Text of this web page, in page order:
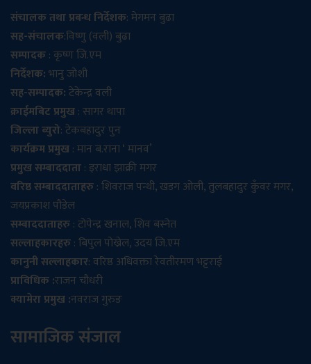
संचालक तथा प्रबन्ध निर्देशक: मेगमन बुढा
सह-संचालक:विष्णु (वली) बुढा
सम्पादक: कृष्ण जि.एम
निर्देशक:भानु जोशी
सह-सम्पादक:टेकेन्द्र वली
क्राईमबिट प्रमुख: सागर थापा
जिल्ला ब्युरो: टेकबहादुर पुन
कार्यक्रम प्रमुख: मान ब.राना ‘ मानव’
प्रमुख सम्बाददाता: इराधा झाक्री मगर
वरिष्ठ सम्बाददाताहरु: शिवराज पन्थी, खडग ओली, तुलबहादुर कुँवर मगर,
जयप्रकाश पौडेल
सम्बाददाताहरु: टोपेन्द्र खनाल, शिव बस्नेत
सल्लाहकारहरु: बिपुल पोख्रेल, उदय जि.एम
कानुनी सल्लाहकार: वरिष्ठ अधिवक्ता रेवतीरमण भट्टराई
प्राविधिक :राजन चौधरी
क्यामेरा प्रमुख :नवराज गुरुङ
सामाजिक संजाल